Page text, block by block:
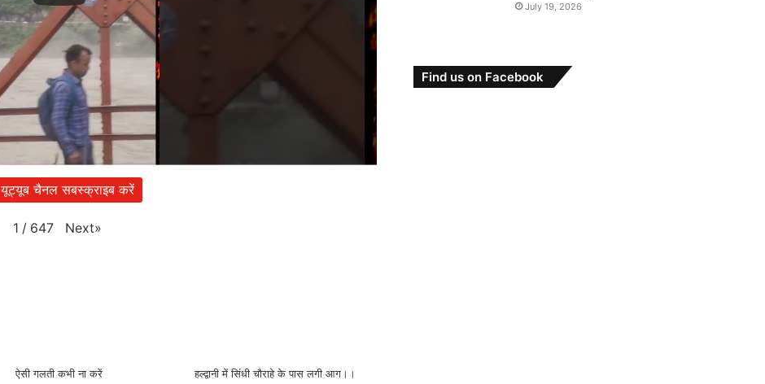
यूट्यूब चैनल सबस्क्राइब करें
1 / 647 Next»
ऐसी गलती कभी ना करें हल्द्वानी में सिंधी चौराहे के पास लगी आग।।
July 19, 2026
Find us on Facebook